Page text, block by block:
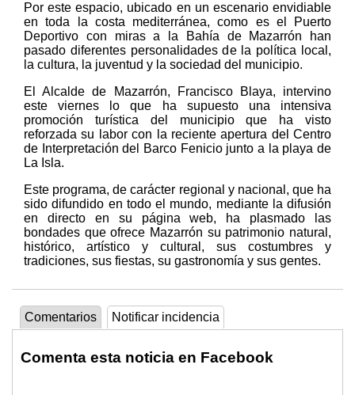
Por este espacio, ubicado en un escenario envidiable
en toda la costa mediterránea, como es el Puerto
Deportivo con miras a la Bahía de Mazarrón han
pasado diferentes personalidades de la política local,
la cultura, la juventud y la sociedad del municipio.
El Alcalde de Mazarrón, Francisco Blaya, intervino
este viernes lo que ha supuesto una intensiva
promoción turística del municipio que ha visto
reforzada su labor con la reciente apertura del Centro
de Interpretación del Barco Fenicio junto a la playa de
La Isla.
Este programa, de carácter regional y nacional, que ha
sido difundido en todo el mundo, mediante la difusión
en directo en su página web, ha plasmado las
bondades que ofrece Mazarrón su patrimonio natural,
histórico, artístico y cultural, sus costumbres y
tradiciones, sus fiestas, su gastronomía y sus gentes.
Comentarios Notificar incidencia
Comenta esta noticia en Facebook